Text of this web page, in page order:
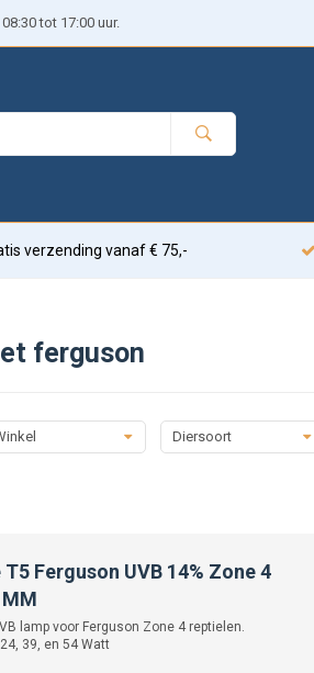
tot 17:00 uur.
verzending vanaf € 75,-
ferguson
Diersoort
Ferguson UVB 14% Zone 4
MM
lamp voor Ferguson Zone 4 reptielen.
39, en 54 Watt